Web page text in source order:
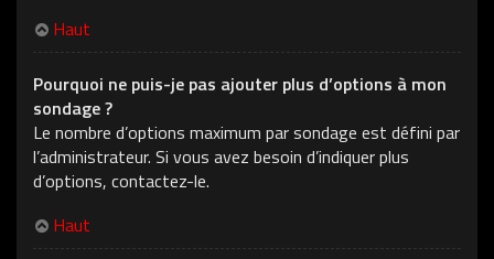
Haut
Pourquoi ne puis-je pas ajouter plus d’options à mon
sondage ?
Le nombre d’options maximum par sondage est défini par
l’administrateur. Si vous avez besoin d’indiquer plus
d’options, contactez-le.
Haut